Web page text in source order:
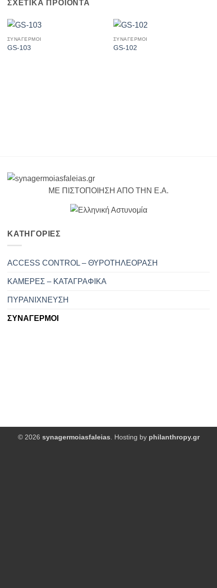
ΣΧΕΤΙΚΆ ΠΡΟΪΌΝΤΑ
ΣΥΝΑΓΕΡΜΟΙ
GS-103
ΣΥΝΑΓΕΡΜΟΙ
GS-102
ΜΕ ΠΙΣΤΟΠΟΙΗΣΗ ΑΠΟ ΤΗΝ Ε.Α.
ΚΑΤΗΓΟΡΙΕΣ
ACCESS CONTROL – ΘΥΡΟΤΗΛΕΟΡΑΣΗ
ΚΑΜΕΡΕΣ – ΚΑΤΑΓΡΑΦΙΚΑ
ΠΥΡΑΝΙΧΝΕΥΣΗ
ΣΥΝΑΓΕΡΜΟΙ
© 2026 synagermoiasfaleias . Hosting by philanthropy.gr